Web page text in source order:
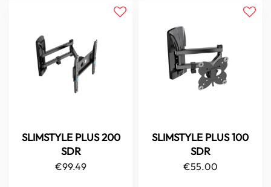
SLIMSTYLE PLUS 200
SDR
€99.49
SLIMSTYLE PLUS 100
SDR
€55.00